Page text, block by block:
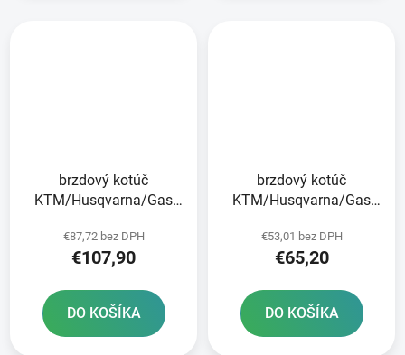
brzdový kotúč
KTM/Husqvarna/Gas
€87,72 bez DPH
€107,90
DO KOŠÍKA
brzdový kotúč
KTM/Husqvarna/Gas
€53,01 bez DPH
€65,20
DO KOŠÍKA